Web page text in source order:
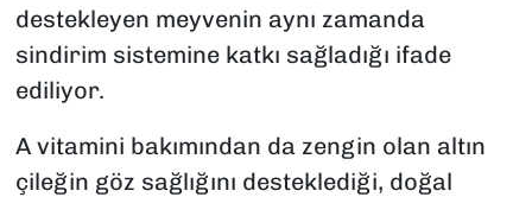
destekleyen meyvenin aynı zamanda
sindirim sistemine katkı sağladığı ifade
ediliyor.
A vitamini bakımından da zengin olan altın
çileğin göz sağlığını desteklediği, doğal